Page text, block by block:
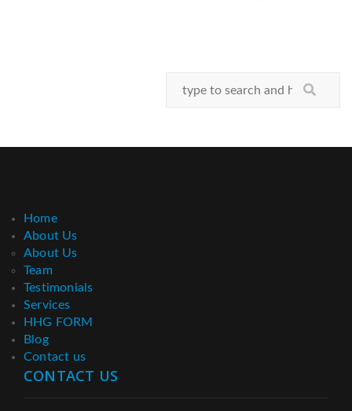
Home
About Us
About Us
Team
Testimonials
Services
HHG FORM
Blog
Contact us
CONTACT US